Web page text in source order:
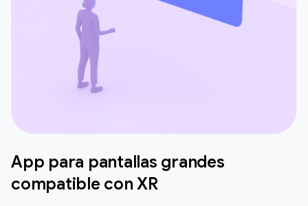
App para pantallas grandes
compatible con XR